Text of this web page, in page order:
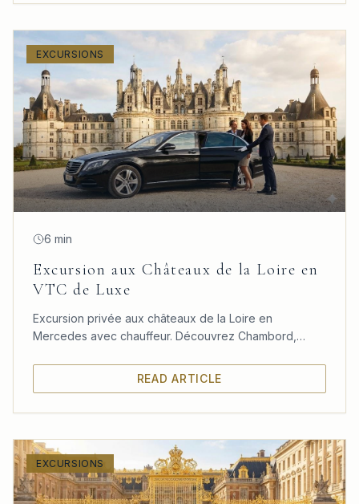
EXCURSIONS
6 min
Excursion aux Châteaux de la Loire en
VTC de Luxe
Excursion privée aux châteaux de la Loire en
Mercedes avec chauffeur. Découvrez Chambord,
READ ARTICLE
EXCURSIONS